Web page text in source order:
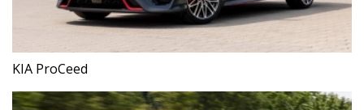
KIA ProCeed